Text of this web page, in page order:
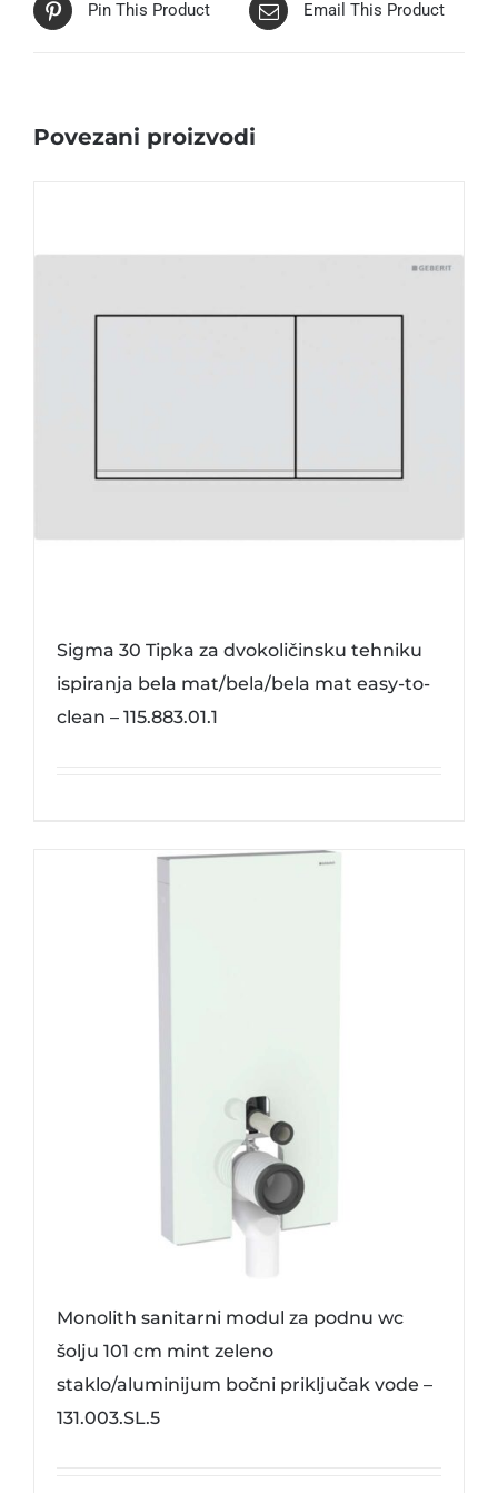
Pin This Product Email This Product
Povezani proizvodi
Sigma 30 Tipka za dvokoličinsku tehniku
ispiranja bela mat/bela/bela mat easy-to-
clean – 115.883.01.1
Monolith sanitarni modul za podnu wc
šolju 101 cm mint zeleno
staklo/aluminijum bočni priključak vode –
131.003.SL.5